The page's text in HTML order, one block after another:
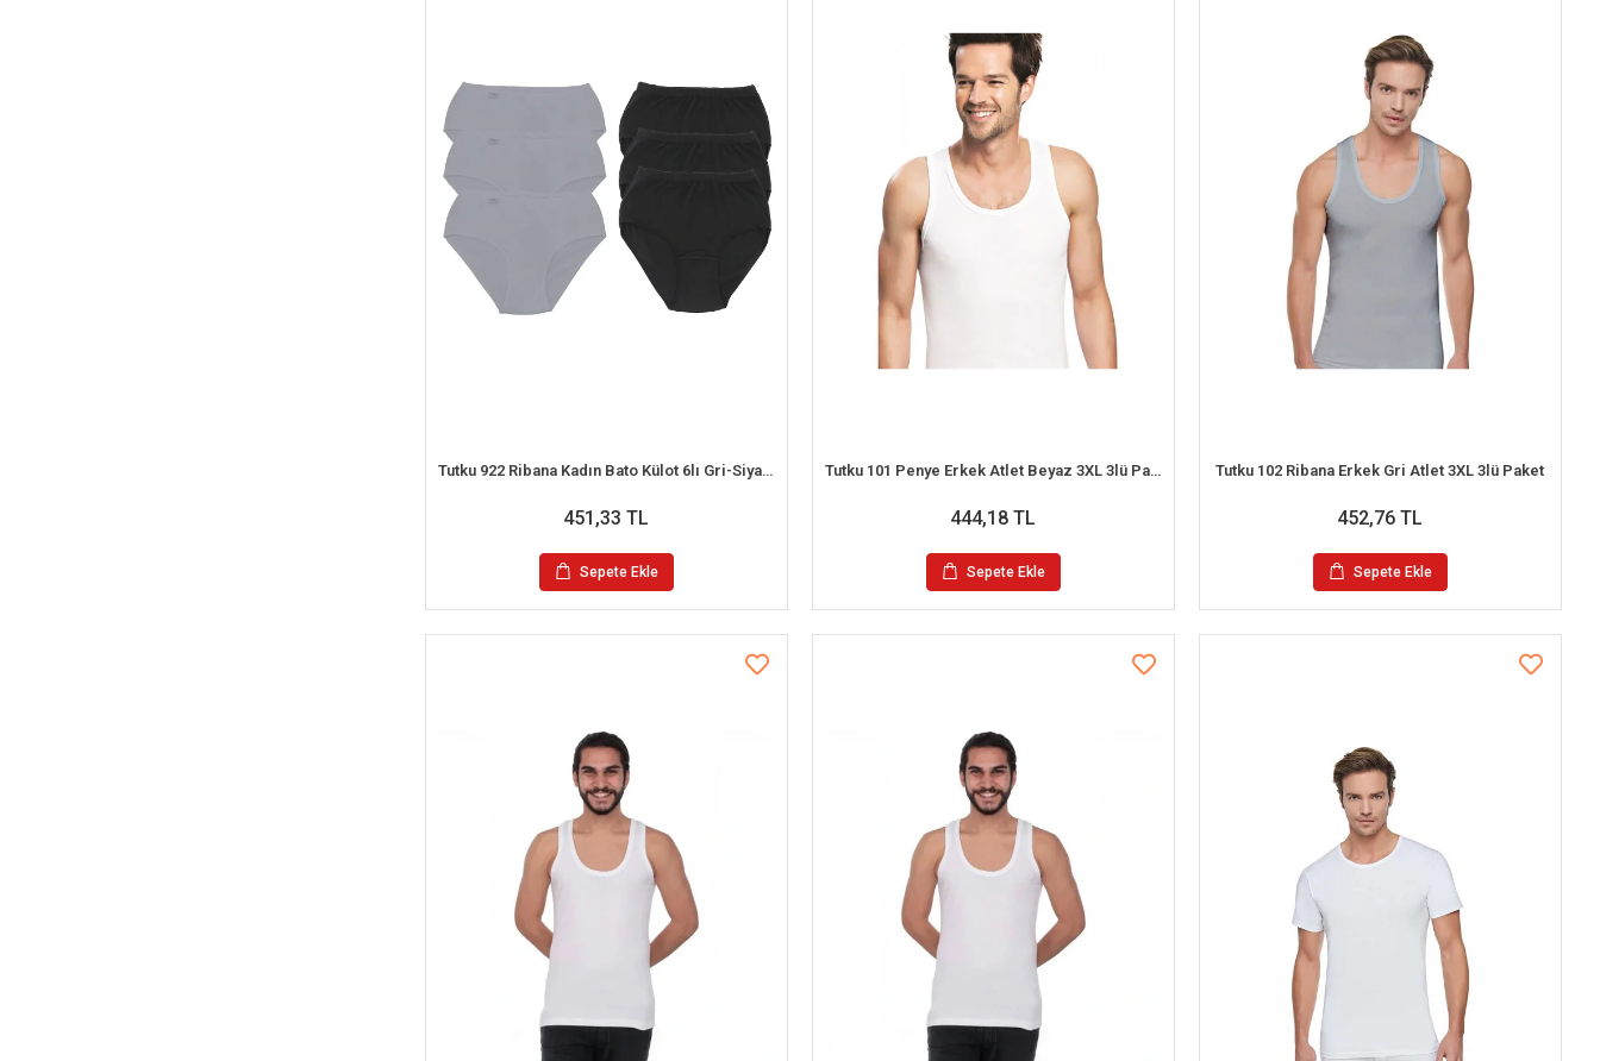
Tutku 922 Ribana Kadın Bato Külot 6lı Gri-Siyah M
451,33 TL
Sepete Ekle
Tutku 101 Penye Erkek Atlet Beyaz 3XL 3lü Paket
444,18 TL
Sepete Ekle
Tutku 102 Ribana Erkek Gri Atlet 3XL 3lü Paket
452,76 TL
Sepete Ekle